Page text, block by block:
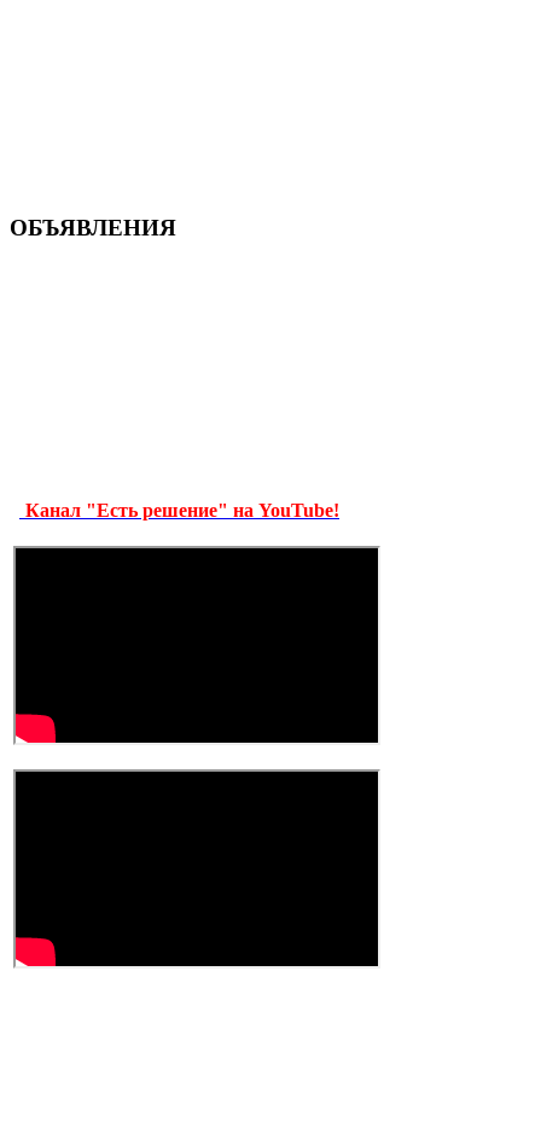
ОБЪЯВЛЕНИЯ
Канал "Есть решение" на YouTube!